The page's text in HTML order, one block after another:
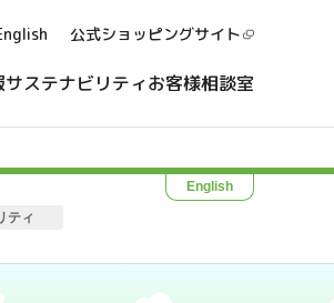
公式ショッピングサイト
サステナビリティお客様相談室
English
ティ